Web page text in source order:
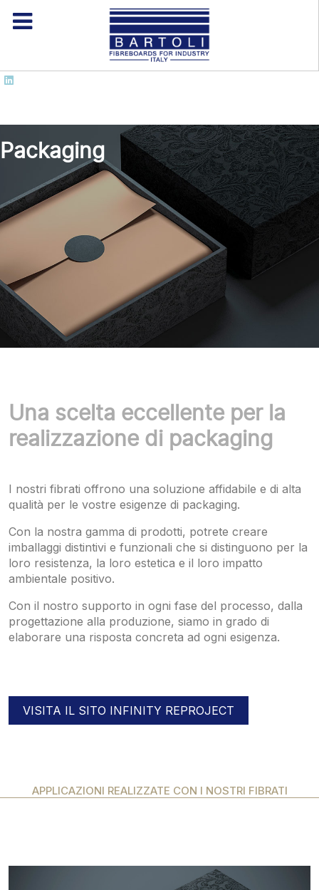
Packaging
Una scelta eccellente per la
realizzazione di packaging
I nostri fibrati offrono una soluzione affidabile e di alta
qualità per le vostre esigenze di packaging.
Con la nostra gamma di prodotti, potrete creare
imballaggi distintivi e funzionali che si distinguono per la
loro resistenza, la loro estetica e il loro impatto
ambientale positivo.
Con il nostro supporto in ogni fase del processo, dalla
progettazione alla produzione, siamo in grado di
elaborare una risposta concreta ad ogni esigenza.
VISITA IL SITO INFINITY REPROJECT
APPLICAZIONI REALIZZATE CON I NOSTRI FIBRATI